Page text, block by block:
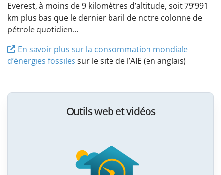
Everest, à moins de 9 kilomètres d’altitude, soit 79’991
km plus bas que le dernier baril de notre colonne de
pétrole quotidien...
En savoir plus sur la consommation mondiale
d’énergies fossiles sur le site de l’AIE (en anglais)
Outils web et vidéos